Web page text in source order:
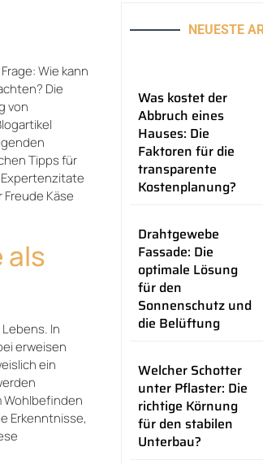
Wie kann
Die
von
Tipps für
Käse
als
In
erweisen
ein
Wohlbefinden
Erkenntnisse,
NEUESTE
Was kostet der
Abbruch eines
Hauses: Die
Faktoren für die
transparente
Kostenplanung?
Drahtgewebe
Fassade: Die
optimale Lösung
für den
Sonnenschutz und
die Belüftung
Welcher Schotter
unter Pflaster: Die
richtige Körnung
für den stabilen
Unterbau?